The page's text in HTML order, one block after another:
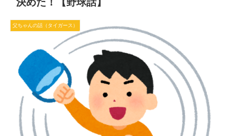
父ちゃんの話（タイガース）